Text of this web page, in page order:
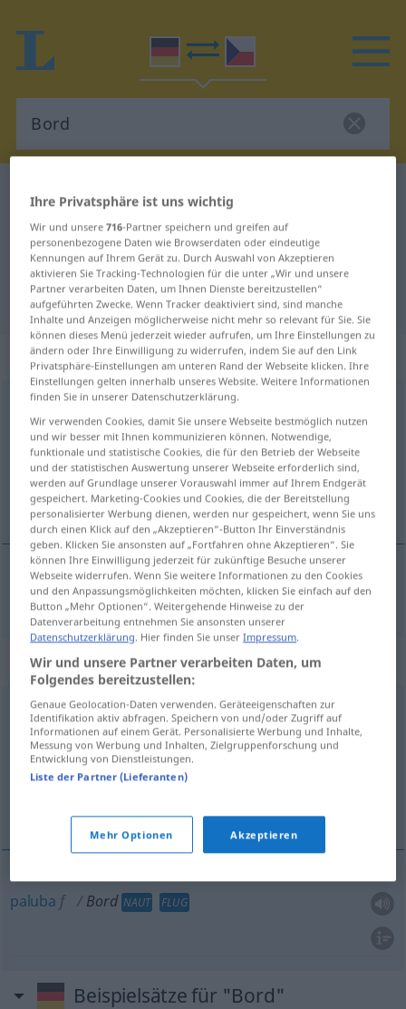
Deutsch-Tschechisch Wörterbuch
Deutsch-Tschechisch Übersetzung
für "Bord"
"Bord" Tschechisch Übersetzung
„Bord“: Neutrum
Bordn <-(e)s;-e>
Übersicht aller Übersetzungen
(Für mehr Details die Übersetzung anklicken/antippen)
police
policef BordBücherbord
„Bord“: maskulin
Bordm <-(e)s;-e>
Übersicht aller Übersetzungen
(Für mehr Details die Übersetzung anklicken/antippen)
paluba f Bord NAUT FLUG
Beispielsätze für "Bord"
Ihre Privatsphäre ist uns wichtig
Wir und unsere716-Partner speichern und greifen auf
personenbezogene Daten wie Browserdaten oder eindeutige
Kennungen auf Ihrem Gerät zu. Durch Auswahl von Akzeptieren
aktivieren Sie Tracking-Technologien für die unter „Wir und unsere
Partner verarbeiten Daten, um Ihnen Dienste bereitzustellen“
aufgeführten Zwecke. Wenn Tracker deaktiviert sind, sind manche
Inhalte und Anzeigen möglicherweise nicht mehr so relevant für Sie. Sie
können dieses Menü jederzeit wieder aufrufen, um Ihre Einstellungen zu
ändern oder Ihre Einwilligung zu widerrufen, indem Sie auf den Link
Privatsphäre-Einstellungen am unteren Rand der Webseite klicken. Ihre
Einstellungen gelten innerhalb unseres Website. Weitere Informationen
finden Sie in unserer Datenschutzerklärung.
Wir verwenden Cookies, damit Sie unsere Webseite bestmöglich nutzen
und wir besser mit Ihnen kommunizieren können. Notwendige,
funktionale und statistische Cookies, die für den Betrieb der Webseite
und der statistischen Auswertung unserer Webseite erforderlich sind,
werden auf Grundlage unserer Vorauswahl immer auf Ihrem Endgerät
gespeichert. Marketing-Cookies und Cookies, die der Bereitstellung
personalisierter Werbung dienen, werden nur gespeichert, wenn Sie uns
durch einen Klick auf den „Akzeptieren“-Button Ihr Einverständnis
geben. Klicken Sie ansonsten auf „Fortfahren ohne Akzeptieren“. Sie
können Ihre Einwilligung jederzeit für zukünftige Besuche unserer
Webseite widerrufen. Wenn Sie weitere Informationen zu den Cookies
und den Anpassungsmöglichkeiten möchten, klicken Sie einfach auf den
Button „Mehr Optionen“. Weitergehende Hinweise zu der
Datenverarbeitung entnehmen Sie ansonsten unserer
Datenschutzerklärung. Hier finden Sie unserImpressum.
Wir und unsere Partner verarbeiten Daten, um
Folgendes bereitzustellen:
Genaue Geolocation-Daten verwenden. Geräteeigenschaften zur
Identifikation aktiv abfragen. Speichern von und/oder Zugriff auf
Informationen auf einem Gerät. Personalisierte Werbung und Inhalte,
Messung von Werbung und Inhalten, Zielgruppenforschung und
Entwicklung von Dienstleistungen.
Liste der Partner (Lieferanten)
Mehr Optionen Akzeptieren